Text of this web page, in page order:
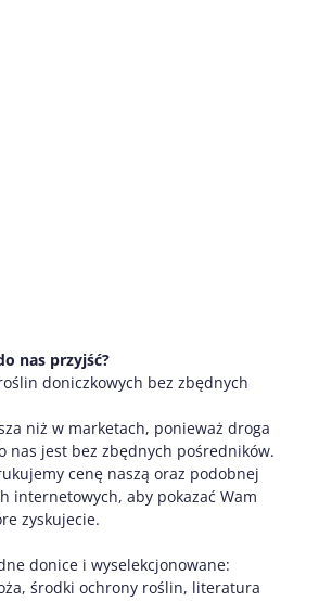
nas przyjść?
doniczkowych bez zbędnych
niż w marketach, ponieważ droga
nas jest bez zbędnych pośredników.
cenę naszą oraz podobnej
internetowych, aby pokazać Wam
zyskujecie.
donice i wyselekcjonowane:
środki ochrony roślin, literatura